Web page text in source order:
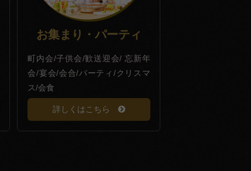
お集まり・パーティ
町内会/子供会/歓送迎会/ 忘新年
会/宴会/会合/パーティ/クリスマ
ス/会食
詳しくはこちら